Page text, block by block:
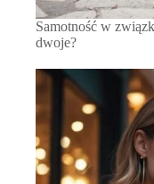
Samotność w
dwoje?